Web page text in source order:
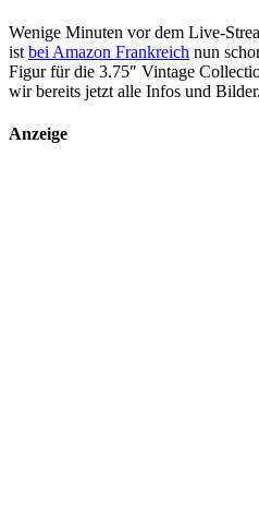
Wenige Minuten vor dem Live-
ist bei Amazon Frankreich nun
Figur für die 3.75″ Vintage
wir bereits jetzt alle Infos und Bilder.
Anzeige